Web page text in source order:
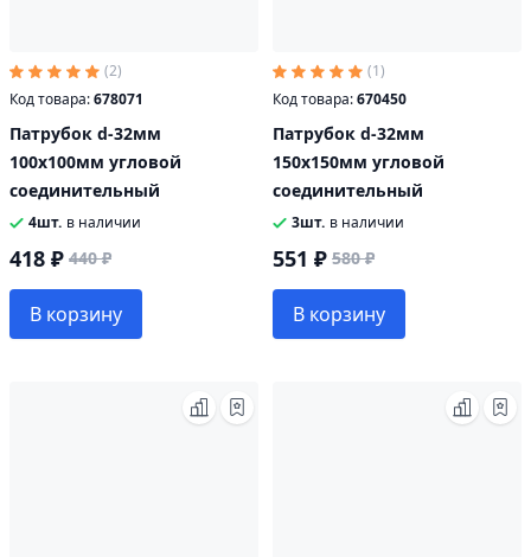
(2)
Код товара:678071
Патрубок d-32мм
100х100мм угловой
соединительный
4шт. в наличии
418 ₽ 440 ₽
В корзину
(1)
Код товара:670450
Патрубок d-32мм
150х150мм угловой
соединительный
3шт. в наличии
551 ₽ 580 ₽
В корзину